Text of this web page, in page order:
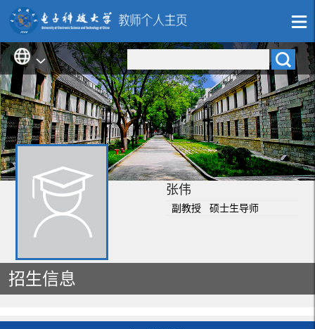
张伟
副教授 硕士生导师
招生信息